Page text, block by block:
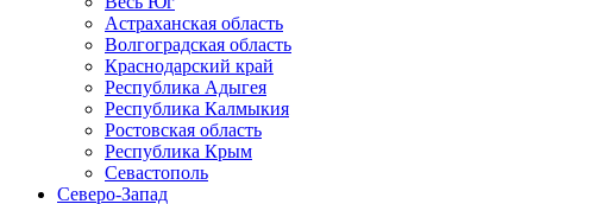
Астраханская область
Волгоградская область
Краснодарский край
Республика Адыгея
Республика Калмыкия
Ростовская область
Республика Крым
Севастополь
Северо-Запад